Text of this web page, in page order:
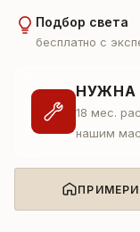
Подбор света
бесплатно с
НУЖНА
18 мес.
нашим